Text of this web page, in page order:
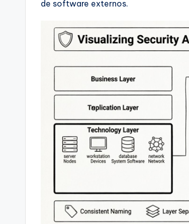
de software externos.